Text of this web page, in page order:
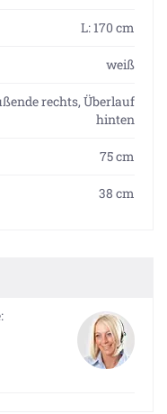
L: 170 cm
weiß
rechts, Überlauf
hinten
75 cm
38 cm